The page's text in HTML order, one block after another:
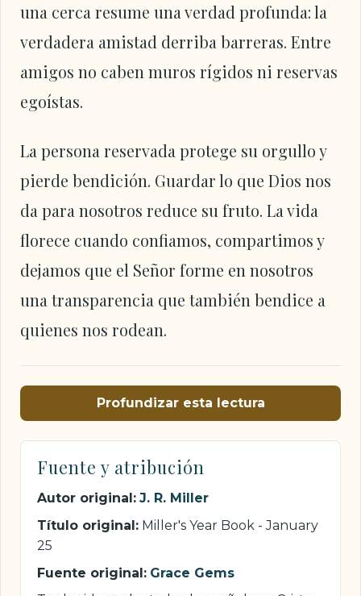
una cerca resume una verdad profunda: la
verdadera amistad derriba barreras. Entre
amigos no caben muros rígidos ni reservas
egoístas.
La persona reservada protege su orgullo y
pierde bendición. Guardar lo que Dios nos
da para nosotros reduce su fruto. La vida
florece cuando confiamos, compartimos y
dejamos que el Señor forme en nosotros
una transparencia que también bendice a
quienes nos rodean.
Profundizar esta lectura
Fuente y atribución
Autor original: J. R. Miller
Título original: Miller's Year Book - January
25
Fuente original: Grace Gems